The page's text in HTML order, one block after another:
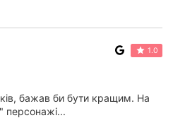
1.0
бажав би бути кращим. На
персонажі...